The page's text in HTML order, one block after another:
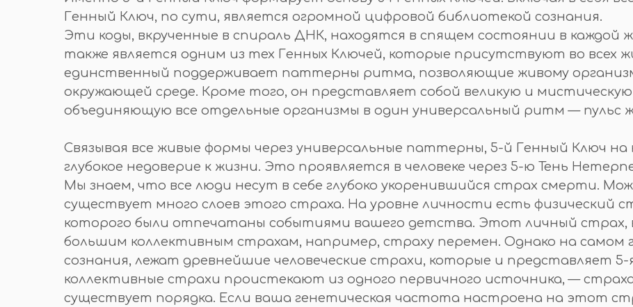
Генный Ключ, по сути, является огромной цифровой библиотекой сознания.
Эти коды, вкрученные в спираль ДНК, находятся в спящем состоянии в каждой
также является одним из тех Генных Ключей, которые присутствуют во всех
единственный поддерживает паттерны ритма, позволяющие живому
окружающей среде. Кроме того, он представляет собой великую и
объединяющую все отдельные организмы в один универсальный ритм — пульс
Связывая все живые формы через универсальные паттерны, 5-й Генный Ключ
глубокое недоверие к жизни. Это проявляется в человеке через 5-ю Тень
Мы знаем, что все люди несут в себе глубоко укоренившийся страх смерти.
существует много слоев этого страха. На уровне личности есть физический
которого были отпечатаны событиями вашего детства. Этот личный страх,
большим коллективным страхам, например, страху перемен. Однако на самом
сознания, лежат древнейшие человеческие страхи, которые и представляет 5-
коллективные страхи проистекают из одного первичного источника, —
существует порядка. Если ваша генетическая частота настроена на этот